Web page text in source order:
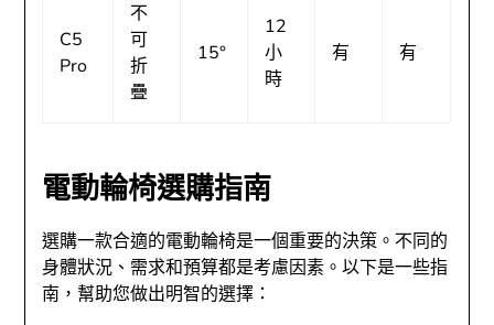
C5
Pro
不
可
折
疊
15°
12
小
時
有 有
電動輪椅選購指南
選購一款合適的電動輪椅是一個重要的決策。不同的
身體狀況、需求和預算都是考慮因素。以下是一些指
南，幫助您做出明智的選擇：